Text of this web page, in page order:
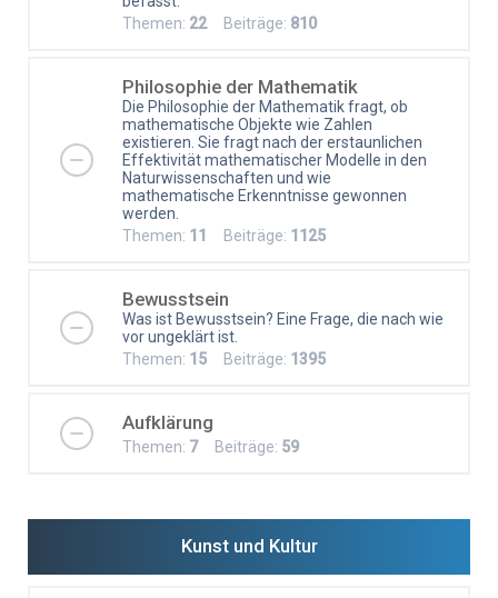
Themen: 22Beiträge: 810
Philosophie der Mathematik
Die Philosophie der Mathematik fragt, ob
mathematische Objekte wie Zahlen
existieren. Sie fragt nach der erstaunlichen
Effektivität mathematischer Modelle in den
Naturwissenschaften und wie
mathematische Erkenntnisse gewonnen
werden.
Themen: 11 Beiträge: 1125
Bewusstsein
Was ist Bewusstsein? Eine Frage, die nach wie
vor ungeklärt ist.
Themen: 15 Beiträge: 1395
Aufklärung
Themen: 7Beiträge: 59
Kunst und Kultur